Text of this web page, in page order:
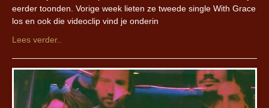
eerder toonden. Vorige week lieten ze tweede single With Grace
los en ook die videoclip vind je onderin
Lees verder..